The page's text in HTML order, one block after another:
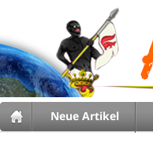
Neue Artikel